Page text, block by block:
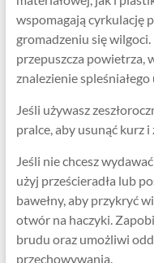
wspomagają cyrkulację
gromadzeniu się
przepuszcza powietrza,
znalezienie
Jeśli używasz
pralce, aby usunąć kurz
Jeśli nie chcesz
użyj prześcieradła lub
bawełny, aby przykryć
otwór na haczyki.
brudu oraz umożliwi
przechowywania.